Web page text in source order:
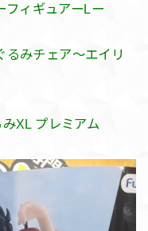
フィギュアーLー
るみチェア～エイリ
XL プレミアム